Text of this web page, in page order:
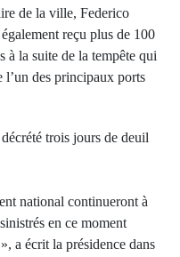
de la ville, Federico
reçu plus de 100
à la suite de la tempête qui
l’un des principaux ports
trois jours de deuil
national continueront à
en ce moment
a écrit la présidence dans